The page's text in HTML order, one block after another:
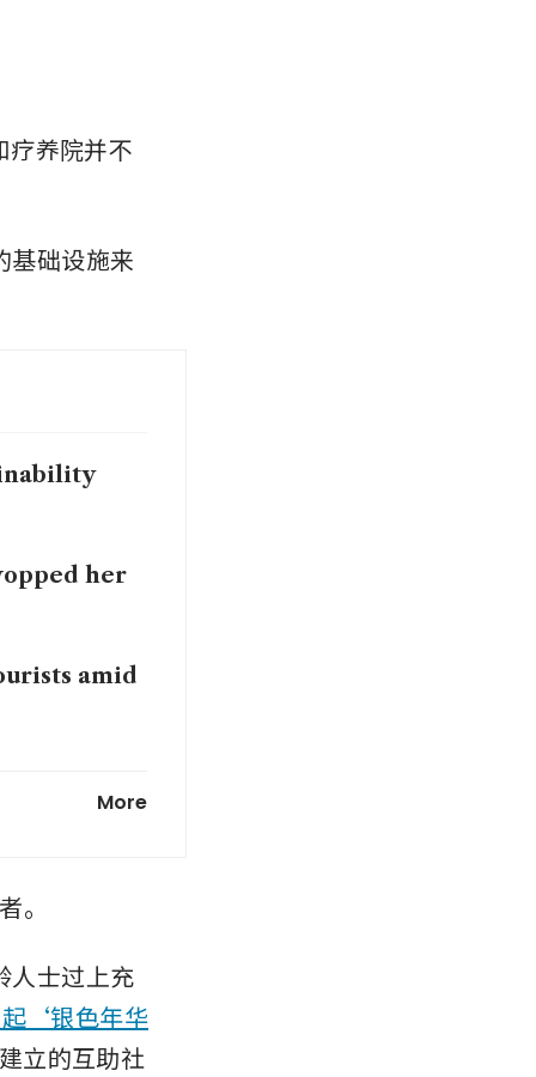
养院并不
基础设施来
her
amid
in
More
。
人士过上充
‘银色年华
立的互助社